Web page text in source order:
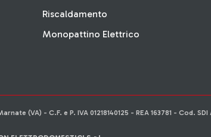
Riscaldamento
Monopattino Elettrico
(VA) - C.F. e P. IVA 01218140125 - REA 163781 - Cod. SDI